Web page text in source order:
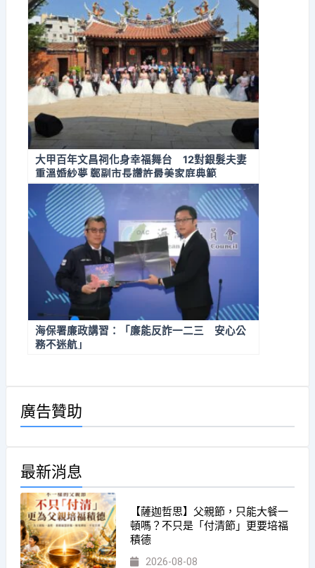
大甲百年文昌祠化身幸福舞台 12對銀髮夫妻
重溫婚紗夢 鄭副市長讚許最美家庭典範
海保署廉政講習：「廉能反詐一二三 安心公
務不迷航」
廣告贊助
最新消息
【薩迦哲思】父親節，只能大餐一
頓嗎？不只是「付清節」更要培福
積德
2026-08-08